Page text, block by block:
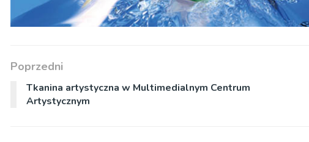
Poprzedni
Tkanina artystyczna w Multimedialnym Centrum
Artystycznym